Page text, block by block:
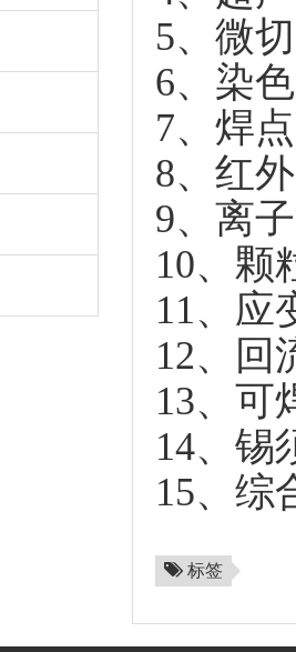
5、微
6、染
7、焊
8、红
9、离
10、颗
11、应
12、回
13、可
14、锡
15、综
标签